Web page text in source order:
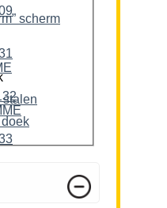
“knik arm” scherm
stalen